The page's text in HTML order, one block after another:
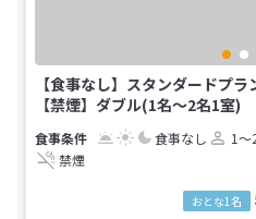
【食事なし】スタンダードプ
【禁煙】ダブル(1名～2名1室)
食事なし 1～
禁煙
おとな1名